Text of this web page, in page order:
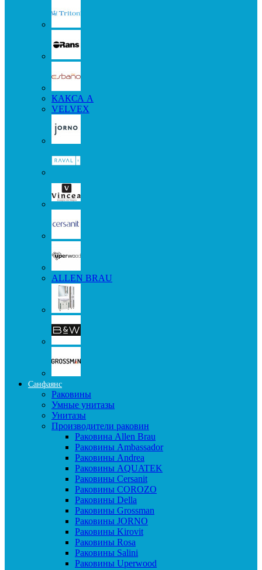
КАКСА А
VELVEX
ALLEN BRAU
Санфаянс
Раковины
Умные унитазы
Унитазы
Производители раковин
Раковина Allen Brau
Раковины Ambassador
Раковины Andrea
Раковины AQUATEK
Раковины Cersanit
Раковины COROZO
Раковины Della
Раковины Grossman
Раковины JORNO
Раковины Kirovit
Раковины Rosa
Раковины Salini
Раковины Uperwood